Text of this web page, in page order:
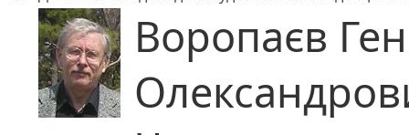
Воропаєв